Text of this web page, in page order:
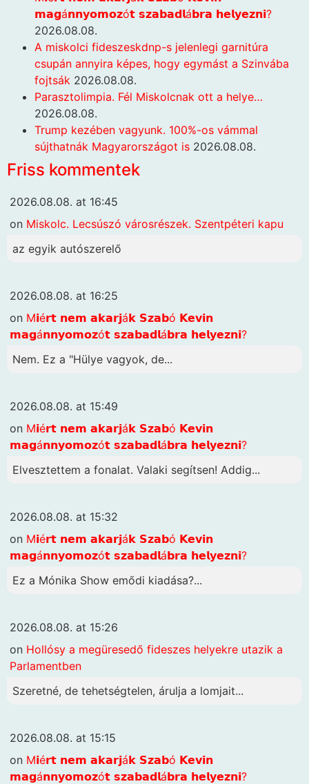
𝗺𝗮𝗴á𝗻𝗻𝘆𝗼𝗺𝗼𝘇ó𝘁 𝘀𝘇𝗮𝗯𝗮𝗱𝗹á𝗯𝗿𝗮 𝗵𝗲𝗹𝘆𝗲𝘇𝗻𝗶?
2026.08.08.
A miskolci fideszeskdnp-s jelenlegi garnitúra
csupán annyira képes, hogy egymást a Szinvába
fojtsák 2026.08.08.
Parasztolimpia. Fél Miskolcnak ott a helye…
2026.08.08.
Trump kezében vagyunk. 100%-os vámmal
sújthatnák Magyarországot is 2026.08.08.
Friss kommentek
2026.08.08. at 16:45
on Miskolc. Lecsúszó városrészek. Szentpéteri kapu
az egyik autószerelő
2026.08.08. at 16:25
on M𝗶é𝗿𝘁 𝗻𝗲𝗺 𝗮𝗸𝗮𝗿𝗷á𝗸 𝗦𝘇𝗮𝗯ó 𝗞𝗲𝘃𝗶𝗻
𝗺𝗮𝗴á𝗻𝗻𝘆𝗼𝗺𝗼𝘇ó𝘁 𝘀𝘇𝗮𝗯𝗮𝗱𝗹á𝗯𝗿𝗮 𝗵𝗲𝗹𝘆𝗲𝘇𝗻𝗶?
Nem. Ez a "Hülye vagyok, de...
2026.08.08. at 15:49
on M𝗶é𝗿𝘁 𝗻𝗲𝗺 𝗮𝗸𝗮𝗿𝗷á𝗸 𝗦𝘇𝗮𝗯ó 𝗞𝗲𝘃𝗶𝗻
𝗺𝗮𝗴á𝗻𝗻𝘆𝗼𝗺𝗼𝘇ó𝘁 𝘀𝘇𝗮𝗯𝗮𝗱𝗹á𝗯𝗿𝗮 𝗵𝗲𝗹𝘆𝗲𝘇𝗻𝗶?
Elvesztettem a fonalat. Valaki segítsen! Addig...
2026.08.08. at 15:32
on M𝗶é𝗿𝘁 𝗻𝗲𝗺 𝗮𝗸𝗮𝗿𝗷á𝗸 𝗦𝘇𝗮𝗯ó 𝗞𝗲𝘃𝗶𝗻
𝗺𝗮𝗴á𝗻𝗻𝘆𝗼𝗺𝗼𝘇ó𝘁 𝘀𝘇𝗮𝗯𝗮𝗱𝗹á𝗯𝗿𝗮 𝗵𝗲𝗹𝘆𝗲𝘇𝗻𝗶?
Ez a Mónika Show emődi kiadása?...
2026.08.08. at 15:26
on Hollósy a megüresedő fideszes helyekre utazik a
Parlamentben
Szeretné, de tehetségtelen, árulja a lomjait...
2026.08.08. at 15:15
on M𝗶é𝗿𝘁 𝗻𝗲𝗺 𝗮𝗸𝗮𝗿𝗷á𝗸 𝗦𝘇𝗮𝗯ó 𝗞𝗲𝘃𝗶𝗻
𝗺𝗮𝗴á𝗻𝗻𝘆𝗼𝗺𝗼𝘇ó𝘁 𝘀𝘇𝗮𝗯𝗮𝗱𝗹á𝗯𝗿𝗮 𝗵𝗲𝗹𝘆𝗲𝘇𝗻𝗶?